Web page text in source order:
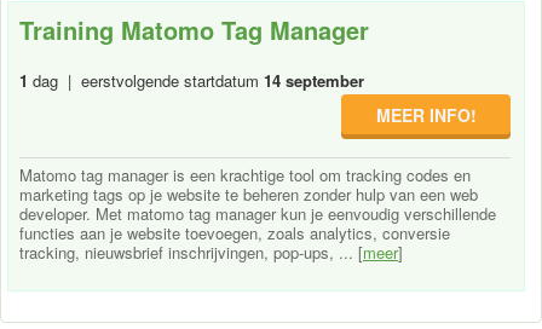
Training Matomo Tag Manager
1 dag | eerstvolgende startdatum 14 september
MEER INFO!
Matomo tag manager is een krachtige tool om tracking codes en
marketing tags op je website te beheren zonder hulp van een web
developer. Met matomo tag manager kun je eenvoudig verschillende
functies aan je website toevoegen, zoals analytics, conversie
tracking, nieuwsbrief inschrijvingen, pop-ups, ... [meer]